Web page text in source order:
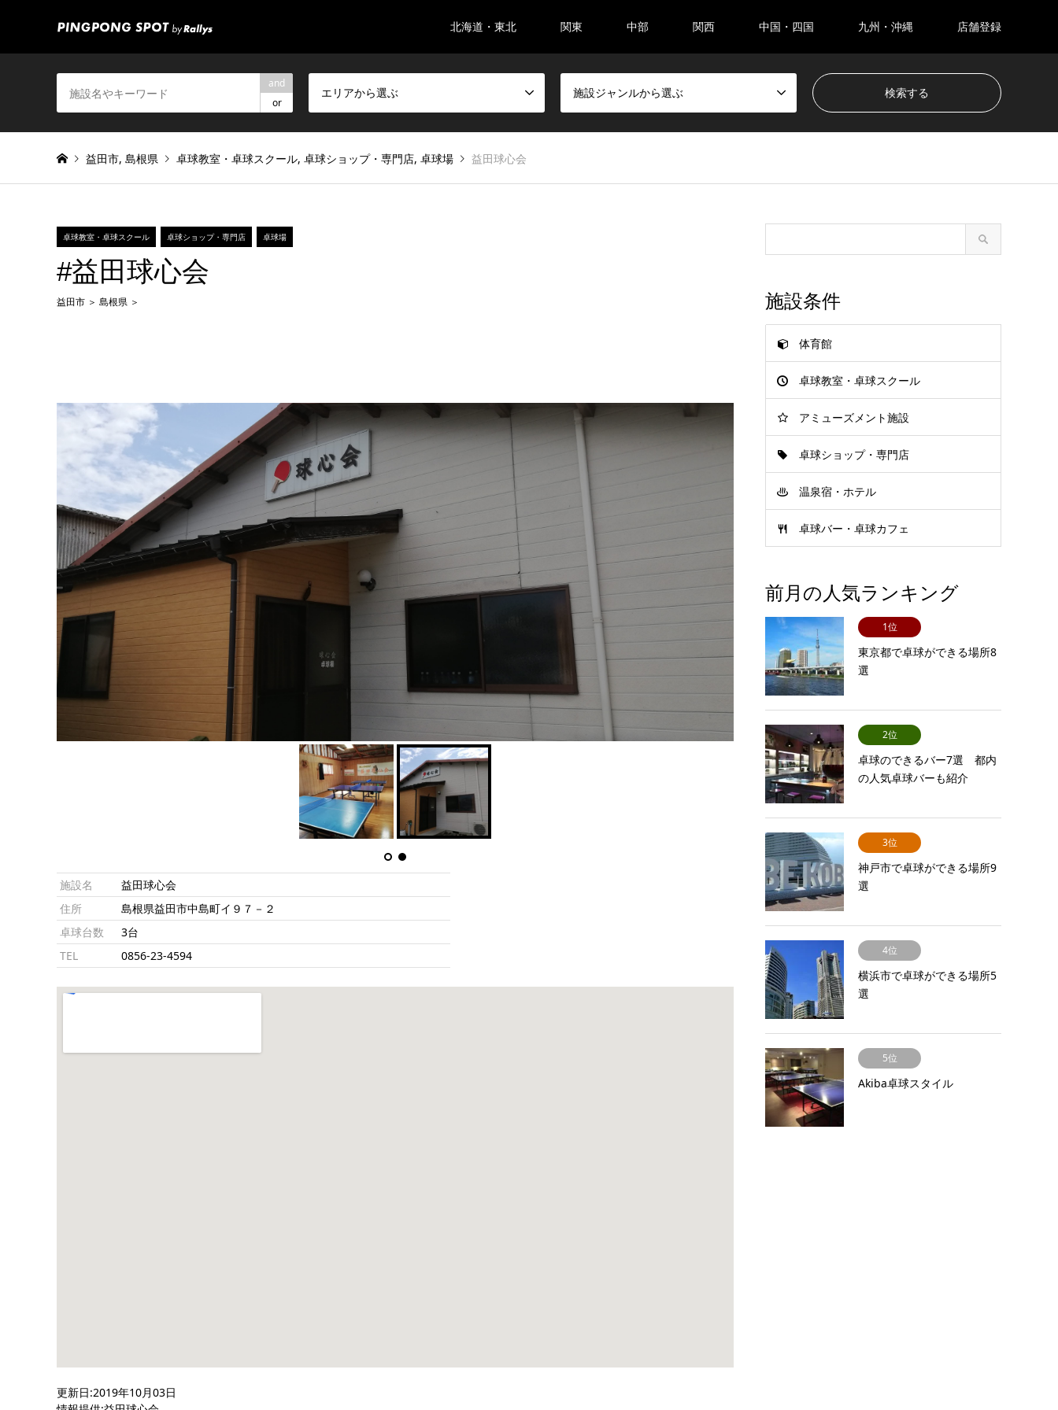
北海道・東北 関東 中部 関西 中国・四国 九州・沖縄 店舗登録
and
or
エリアから選ぶ 施設ジャンルから選ぶ
益田市, 島根県 卓球教室・卓球スクール, 卓球ショップ・専門店, 卓球場 益田球心会
卓球教室・卓球スクール 卓球ショップ・専門店 卓球場
#益田球心会
益田市 島根県
施設名
益田球心会
住所
島根県益田市中島町イ９７－２
卓球台数
3台
TEL
0856-23-4594
更新日:2019年10月03日
施設条件
体育館
卓球教室・卓球スクール
アミューズメント施設
卓球ショップ・専門店
温泉宿・ホテル
卓球バー・卓球カフェ
前月の人気ランキング
1位
東京都で卓球ができる場所8
選
2位
卓球のできるバー7選 都内
の人気卓球バーも紹介
3位
神戸市で卓球ができる場所9
選
4位
横浜市で卓球ができる場所5
選
5位
Akiba卓球スタイル